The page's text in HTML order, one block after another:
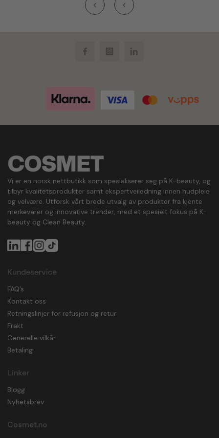
FacebookInstagramLinkedIn
Vi er en norsk nettbutikk som spesialiserer seg på K-beauty, og
tilbyr kvalitetsprodukter samt ekspertveiledning innen hudpleie
og velvære. Utforsk vårt brede utvalg av produkter fra kjente
merkevarer og innovative trender, med et spesielt fokus på K-
beauty og Clean Beauty.
Kundeservice
FAQ’s
Kontakt oss
Retningslinjer for refusjon og retur
Frakt
Generelle vilkår
Betaling
Linker
Blogg
Nyhetsbrev
Cosmet.no